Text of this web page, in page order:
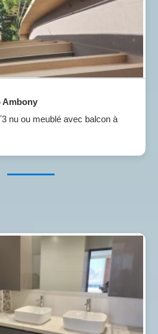
Ambony
nu ou meublé avec balcon à